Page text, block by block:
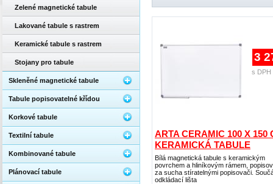
ARTA CERAMIC 100 X 150
KERAMICKÁ TABULE
Bílá magnetická tabule s keramickým
povrchem a hliníkovým rámem,
za sucha stíratelnými popisovači.
odkládací lišta
3
s DPH
Zelené magnetické tabule
Lakované tabule s rastrem
Keramické tabule s rastrem
Stojany pro tabule
Skleněné magnetické tabule
Tabule popisovatelné křídou
Korkové tabule
Textilní tabule
Kombinované tabule
Plánovací tabule